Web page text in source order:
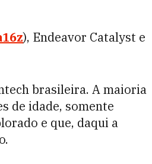
), Endeavor Catalyst e
brasileira. A maioria
de idade, somente
e que, daqui a